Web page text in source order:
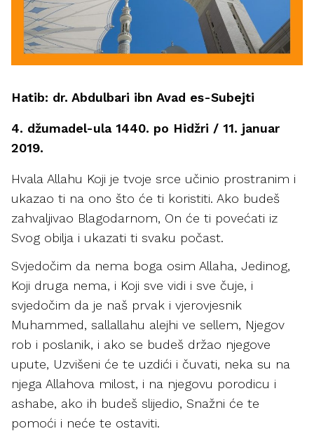
Hatib: dr. Abdulbari ibn Avad es-Subejti
4. džumadel-ula 1440. po Hidžri / 11. januar
2019.
Hvala Allahu Koji je tvoje srce učinio prostranim i
ukazao ti na ono što će ti koristiti. Ako budeš
zahvaljivao Blagodarnom, On će ti povećati iz
Svog obilja i ukazati ti svaku počast.
Svjedočim da nema boga osim Allaha, Jedinog,
Koji druga nema, i Koji sve vidi i sve čuje, i
svjedočim da je naš prvak i vjerovjesnik
Muhammed, sallallahu alejhi ve sellem, Njegov
rob i poslanik, i ako se budeš držao njegove
upute, Uzvišeni će te uzdići i čuvati, neka su na
njega Allahova milost, i na njegovu porodicu i
ashabe, ako ih budeš slijedio, Snažni će te
pomoći i neće te ostaviti.